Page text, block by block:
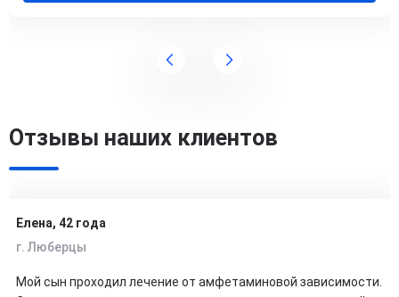
Отзывы наших клиентов
Елена, 42 года
г. Люберцы
Мой сын проходил лечение от амфетаминовой зависимости.